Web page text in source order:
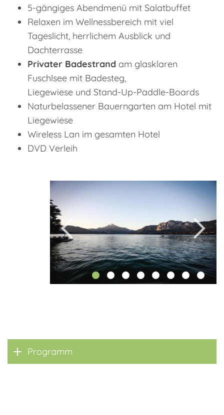
5-gängiges Abendmenü mit Salatbuffet
Relaxen im Wellnessbereich mit viel
Tageslicht, herrlichem Ausblick und
Dachterrasse
Privater Badestrand am glasklaren
Fuschlsee mit Badesteg,
Liegewiese und Stand-Up-Paddle-Boards
Naturbelassener Bauerngarten am Hotel mit
Liegewiese
Wireless Lan im gesamten Hotel
DVD Verleih
Programm